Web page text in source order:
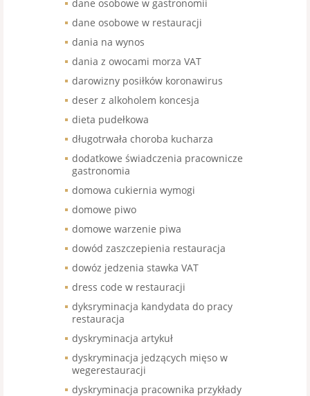
dane osobowe w gastronomii
dane osobowe w restauracji
dania na wynos
dania z owocami morza VAT
darowizny posiłków koronawirus
deser z alkoholem koncesja
dieta pudełkowa
długotrwała choroba kucharza
dodatkowe świadczenia pracownicze
gastronomia
domowa cukiernia wymogi
domowe piwo
domowe warzenie piwa
dowód zaszczepienia restauracja
dowóz jedzenia stawka VAT
dress code w restauracji
dyksryminacja kandydata do pracy
restauracja
dyskryminacja artykuł
dyskryminacja jedzących mięso w
wegerestauracji
dyskryminacja pracownika przykłady